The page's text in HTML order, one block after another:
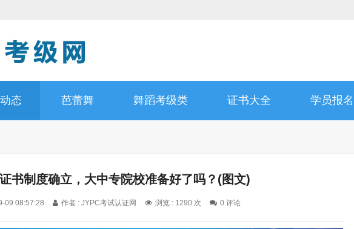
态 芭蕾舞 舞蹈考级类 证书大全 学员报名
书制度确立，大中专院校准备好了吗？(图文)
09 08:57:28 作者 : JYPC考试认证网 浏览 : 1290 次 0 评论